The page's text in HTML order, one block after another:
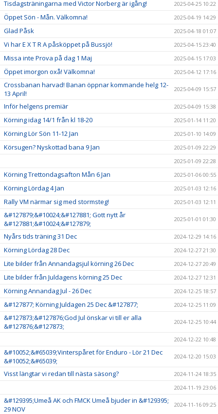
Tisdagsträningarna med Victor Norberg är igång! 2025-04-25 10:22
Öppet Sön - Mån. Välkomna! 2025-04-19 14:29
Glad Påsk 2025-04-18 01:07
Vi har E X T R A påsköppet på Bussjö! 2025-04-15 23:40
Missa inte Prova på dag 1 Maj 2025-04-15 17:03
Öppet imorgon oxå! Välkomna! 2025-04-12 17:16
Crossbanan harvad! Banan öppnar kommande helg 12-
13 April!
2025-04-09 15:57
Inför helgens premiär 2025-04-09 15:38
Körning idag 14/1 från kl 18-20 2025-01-14 11:20
Körning Lör Sön 11-12 Jan 2025-01-10 14:09
Körsugen? Nyskottad bana 9 Jan
2025-01-09 22:29
2025-01-09 22:28
Körning Trettondagsafton Mån 6 Jan 2025-01-06 00:55
Körning Lördag 4 Jan 2025-01-03 12:16
Rally VM närmar sig med stormsteg! 2025-01-03 12:11
&#127879;&#10024;&#127881; Gott nytt år
&#127881;&#10024;&#127879;
2025-01-01 01:30
Nyårs tids träning 31 Dec 2024-12-29 14:16
Körning Lördag 28 Dec 2024-12-27 21:30
Lite bilder från Annandagsjul körning 26 Dec 2024-12-27 20:49
Lite bilder från Juldagens körning 25 Dec 2024-12-27 12:31
Körning Annandag Jul - 26 Dec 2024-12-25 18:57
&#127877; Körning Juldagen 25 Dec &#127877; 2024-12-25 11:09
&#127873;&#127876;God Jul önskar vi till er alla
&#127876;&#127873;
2024-12-25 10:44
2024-12-22 10:48
&#10052;&#65039;Vinterspåret för Enduro - Lör 21 Dec
&#10052;&#65039;
2024-12-20 15:03
Visst längtar vi redan till nästa säsong?
2024-11-24 18:35
2024-11-19 23:06
&#129395;Umeå AK och FMCK Umeå bjuder in &#129395;
29 NOV
2024-11-16 09:25